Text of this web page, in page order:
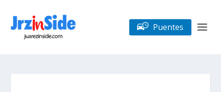
Puentes